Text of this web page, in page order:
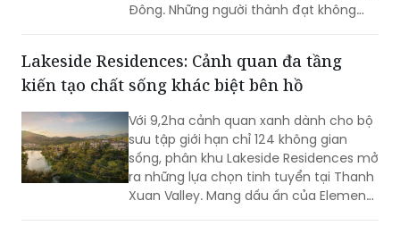
Đông. Những người thành đạt không
khác nhận ra.
Lakeside Residences: Cảnh quan đa tầng
kiến tạo chất sống khác biệt bên hồ
Với 9,2ha cảnh quan xanh dành cho bộ
sưu tập giới hạn chỉ 124 không gian
sống, phân khu Lakeside Residences mở
ra những lựa chọn tinh tuyển tại Thanh
Xuan Valley. Mang dấu ấn của Element